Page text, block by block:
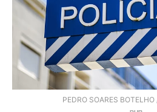
PEDRO SOARES